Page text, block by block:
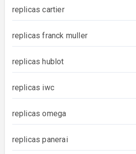
replicas cartier
replicas franck muller
replicas hublot
replicas iwc
replicas omega
replicas panerai